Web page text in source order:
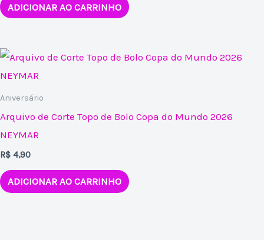
ADICIONAR AO CARRINHO
Aniversário
Arquivo de Corte Topo de Bolo Copa do Mundo 2026
NEYMAR
R$ 4,90
ADICIONAR AO CARRINHO